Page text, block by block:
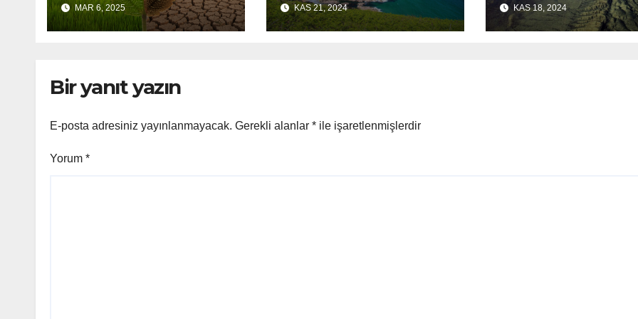
MAR 6, 2025
Toplumlarına
Tehditleri
KAS 21, 2024
ve Çözüm Yolları
KAS 18, 2024
Bir yanıt yazın
E-posta adresiniz yayınlanmayacak. Gerekli alanlar * ile işaretlenmişlerdir
Yorum *